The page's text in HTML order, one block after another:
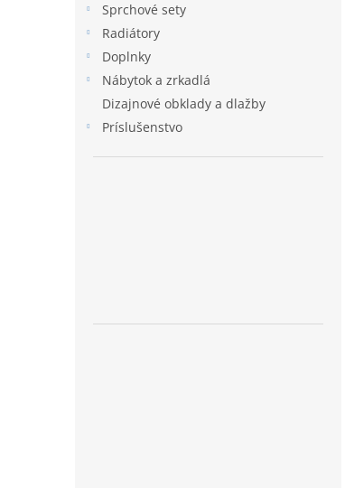
Sprchové sety
Radiátory
Doplnky
Nábytok a zrkadlá
Dizajnové obklady a dlažby
Príslušenstvo